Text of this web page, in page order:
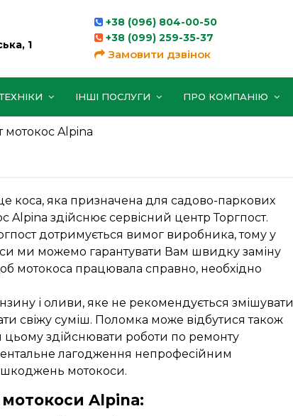
1
+38 (096) 804-00-50
+38 (099) 259-35-37
Замовити дзвінок
ІНШІ ПОСЛУГИ ПРО КОМПАНІЮ
мотокос Alpina
коса, яка призначена для садово-паркових
Alpina здійснює сервісний центр Торгпост.
дотримується вимог виробника, тому у
ми можемо гарантувати Вам швидку заміну
мотокоса працювала справно, необхідно
і оливи, яке не рекомендується змішувати
свіжу суміш. Поломка може відбутися також
цьому здійснювати роботи по ремонту
лагодження непрофесійним
мотокоси.
Alpina: